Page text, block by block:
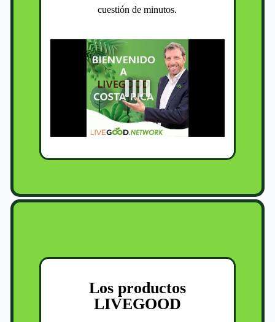
cuestión de minutos.
Los productos
LIVEGOOD